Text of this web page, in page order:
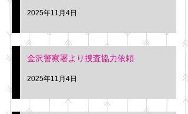
2025年11月4日
金沢警察署より捜査協力依頼
2025年11月4日